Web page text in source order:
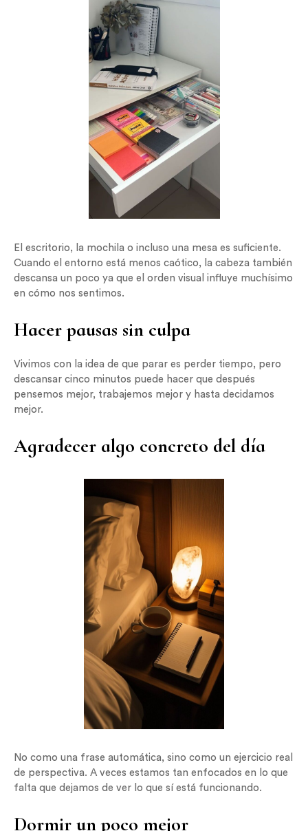
El escritorio, la mochila o incluso una mesa es suficiente.
Cuando el entorno está menos caótico, la cabeza también
descansa un poco ya que el orden visual influye muchísimo
en cómo nos sentimos.
Hacer pausas sin culpa
Vivimos con la idea de que parar es perder tiempo, pero
descansar cinco minutos puede hacer que después
pensemos mejor, trabajemos mejor y hasta decidamos
mejor.
Agradecer algo concreto del día
No como una frase automática, sino como un ejercicio real
de perspectiva. A veces estamos tan enfocados en lo que
falta que dejamos de ver lo que sí está funcionando.
Dormir un poco mejor